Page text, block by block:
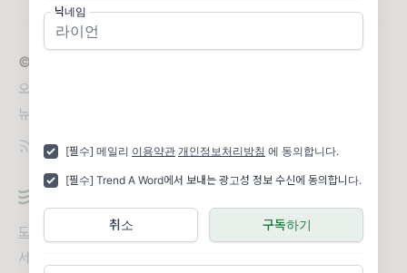
닉네임
[필수] 메일리 이용약관 개인정보처리방침 에 동의합니다.
[필수] Trend A Word에서 보내는 광고성 정보 수신에 동의합니다.
구독하기
취소
© 2026 Trend A Word
오늘 꼭 알아야 하는 트렌드 한 단어!
뉴스레터 문의
도움말
오류 및 기능 관련 제보
서비스 이용 문의